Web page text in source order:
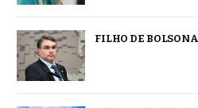
FILHO DE